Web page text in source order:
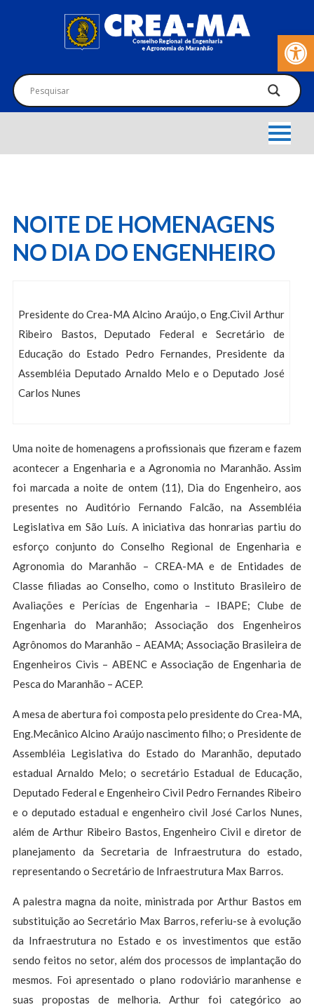
Barra de
NOITE DE HOMENAGENS
NO DIA DO ENGENHEIRO
Presidente do Crea-MA Alcino Araújo, o Eng.Civil Arthur
Ribeiro Bastos, Deputado Federal e Secretário de
Educação do Estado Pedro Fernandes, Presidente da
Assembléia Deputado Arnaldo Melo e o Deputado José
Carlos Nunes
Uma noite de homenagens a profissionais que fizeram e fazem
acontecer a Engenharia e a Agronomia no Maranhão. Assim
foi marcada a noite de ontem (11), Dia do Engenheiro, aos
presentes no Auditório Fernando Falcão, na Assembléia
Legislativa em São Luís. A iniciativa das honrarias partiu do
esforço conjunto do Conselho Regional de Engenharia e
Agronomia do Maranhão – CREA-MA e de Entidades de
Classe filiadas ao Conselho, como o Instituto Brasileiro de
Avaliações e Perícias de Engenharia – IBAPE; Clube de
Engenharia do Maranhão; Associação dos Engenheiros
Agrônomos do Maranhão – AEAMA; Associação Brasileira de
Engenheiros Civis – ABENC e Associação de Engenharia de
Pesca do Maranhão – ACEP.
A mesa de abertura foi composta pelo presidente do Crea-MA,
Eng.Mecânico Alcino Araújo nascimento filho; o Presidente de
Assembléia Legislativa do Estado do Maranhão, deputado
estadual Arnaldo Melo; o secretário Estadual de Educação,
Deputado Federal e Engenheiro Civil Pedro Fernandes Ribeiro
e o deputado estadual e engenheiro civil José Carlos Nunes,
além de Arthur Ribeiro Bastos, Engenheiro Civil e diretor de
planejamento da Secretaria de Infraestrutura do estado,
representando o Secretário de Infraestrutura Max Barros.
A palestra magna da noite, ministrada por Arthur Bastos em
substituição ao Secretário Max Barros, referiu-se à evolução
da Infraestrutura no Estado e os investimentos que estão
sendo feitos no setor, além dos processos de implantação do
mesmos. Foi apresentado o plano rodoviário maranhense e
suas propostas de melhoria. Arthur foi categórico ao